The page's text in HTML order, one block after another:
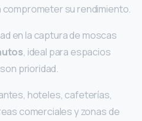
su rendimiento.
en la captura de moscas
, ideal para espacios
prioridad.
hoteles, cafeterías,
comerciales y zonas de